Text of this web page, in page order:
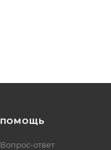
ПОМОЩЬ
Вопрос-ответ